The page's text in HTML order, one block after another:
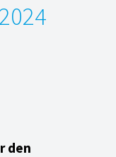
den